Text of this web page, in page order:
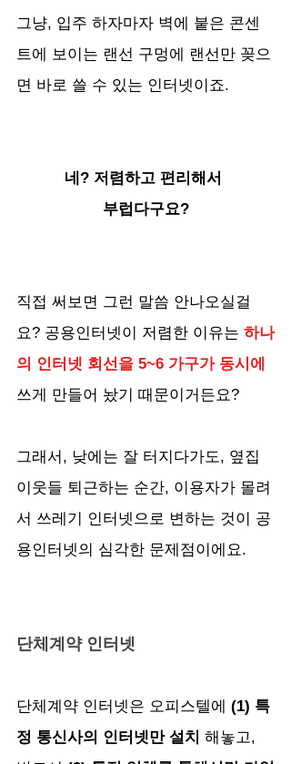
그냥, 입주 하자마자 벽에 붙은 콘센
트에 보이는 랜선 구멍에 랜선만 꽂으
면 바로 쓸 수 있는 인터넷이죠.
네? 저렴하고 편리해서
부럽다구요?
직접 써보면 그런 말씀 안나오실걸
요? 공용인터넷이 저렴한 이유는 하나
의 인터넷 회선을 5~6 가구가 동시에
쓰게 만들어 놨기 때문이거든요?
그래서, 낮에는 잘 터지다가도, 옆집
이웃들 퇴근하는 순간, 이용자가 몰려
서 쓰레기 인터넷으로 변하는 것이 공
용인터넷의 심각한 문제점이에요.
단체계약 인터넷
단체계약 인터넷은 오피스텔에 (1) 특
정 통신사의 인터넷만 설치 해놓고,